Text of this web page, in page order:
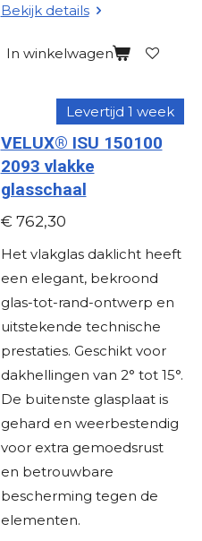
Bekijk details
In winkelwagen
Levertijd 1 week
VELUX® ISU 150100
2093 vlakke
glasschaal
€ 762,30
Het vlakglas daklicht heeft
een elegant, bekroond
glas-tot-rand-ontwerp en
uitstekende technische
prestaties. Geschikt voor
dakhellingen van 2° tot 15°.
De buitenste glasplaat is
gehard en weerbestendig
voor extra gemoedsrust
en betrouwbare
bescherming tegen de
elementen.